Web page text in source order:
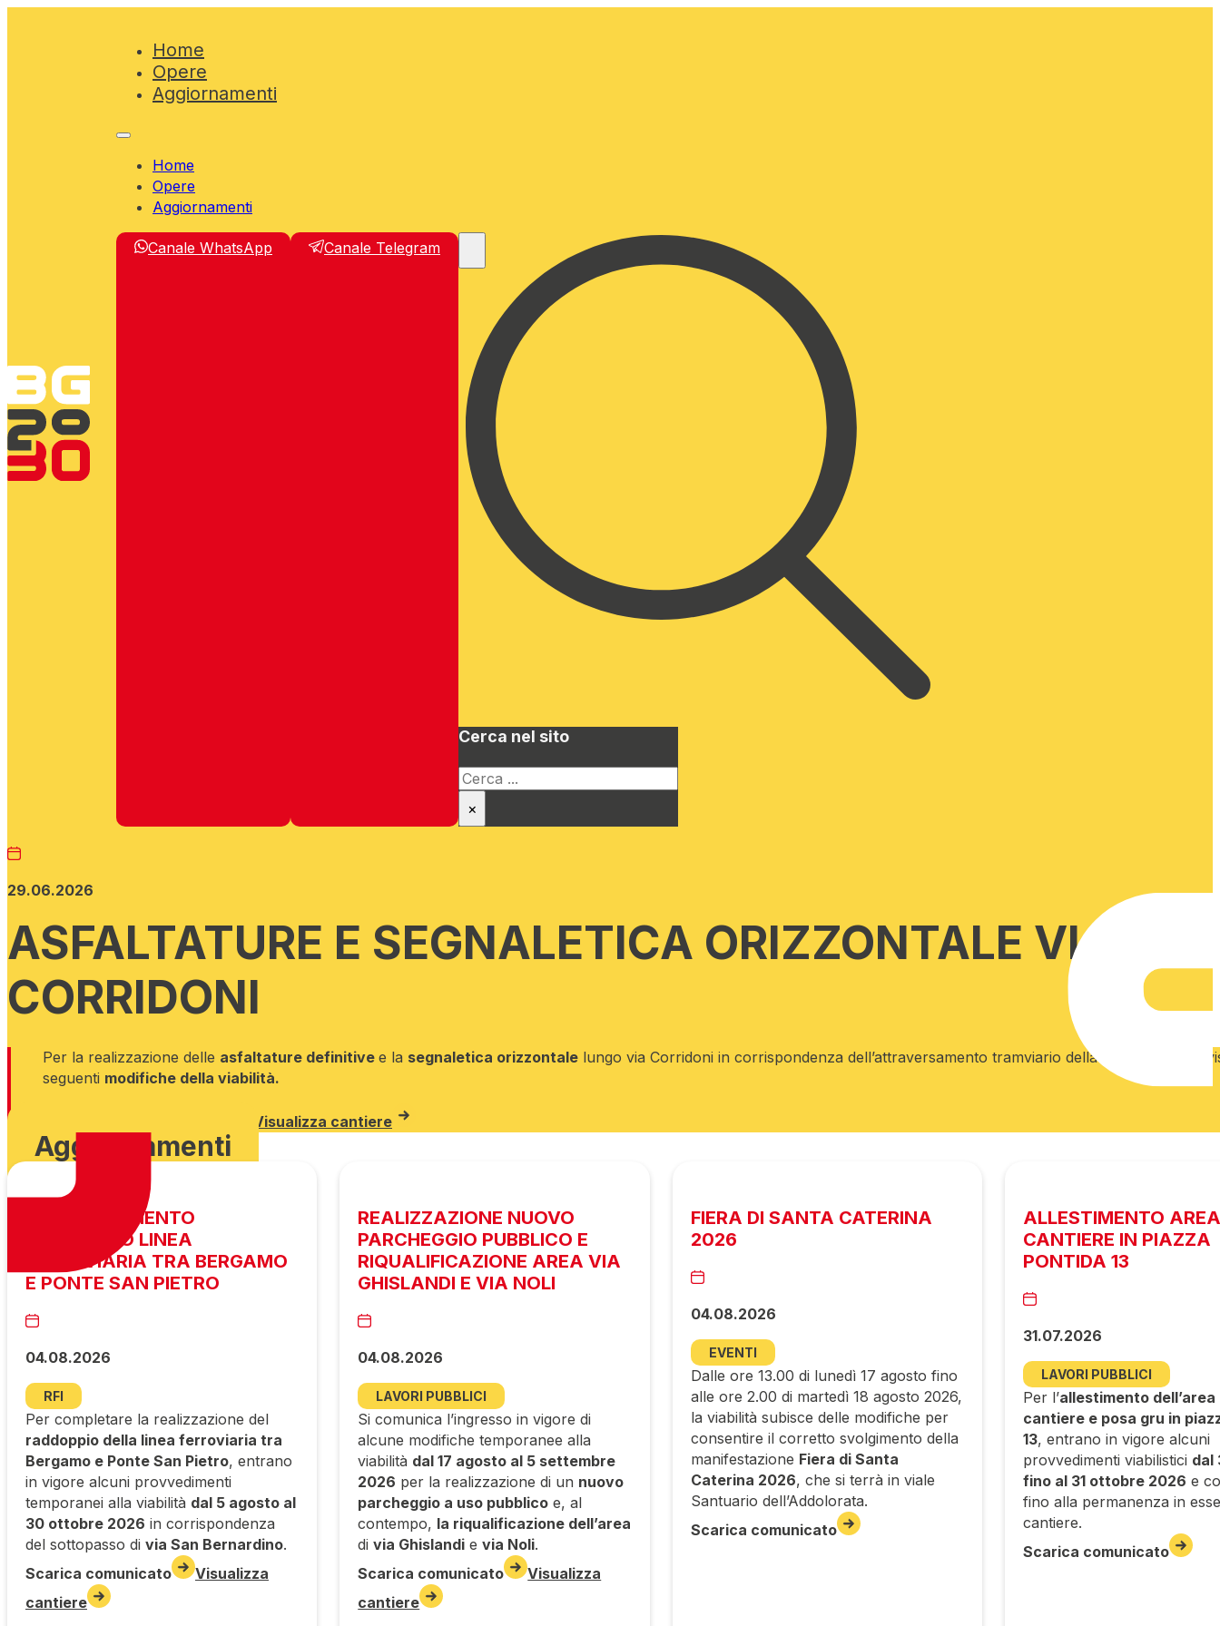
Home
Opere
Aggiornamenti
Home
Opere
Aggiornamenti
Canale WhatsApp Canale Telegram
Cerca nel sito
Cerca
×
29.06.2026
ASFALTATURE E SEGNALETICA ORIZZONTALE VIA
CORRIDONI
Per la realizzazione delle asfaltature definitive e la segnaletica orizzontale lungo via Corridoni in corrispondenza dell’attraversamento tramviario della TEB2 sono
seguenti modifiche della viabilità.
Visualizza cantiere
Aggiornamenti
COMPLETAMENTO
RADDOPPIO LINEA
FERROVIARIA TRA BERGAMO
E PONTE SAN PIETRO
04.08.2026
RFI
Per completare la realizzazione del
raddoppio della linea ferroviaria tra
Bergamo e Ponte San Pietro, entrano
in vigore alcuni provvedimenti
temporanei alla viabilità dal 5 agosto al
30 ottobre 2026 in corrispondenza
del sottopasso di via San Bernardino.
Scarica comunicato
Visualizza
cantiere
REALIZZAZIONE NUOVO
PARCHEGGIO PUBBLICO E
RIQUALIFICAZIONE AREA VIA
GHISLANDI E VIA NOLI
04.08.2026
LAVORI PUBBLICI
Si comunica l’ingresso in vigore di
alcune modifiche temporanee alla
viabilità dal 17 agosto al 5 settembre
2026 per la realizzazione di un nuovo
parcheggio a uso pubblico e, al
contempo, la riqualificazione dell’area
divia Ghislandi evia Noli.
Scarica comunicato
Visualizza
cantiere
FIERA DI SANTA CATERINA
2026
04.08.2026
EVENTI
Dalle ore 13.00 di lunedì 17 agosto fino
alle ore 2.00 di martedì 18 agosto 2026,
la viabilità subisce delle modifiche per
consentire il corretto svolgimento della
manifestazione Fiera di Santa
Caterina 2026, che si terrà in viale
Santuario dell’Addolorata.
Scarica comunicato
ALLESTIMENTO
CANTIERE IN PIAZZA
PONTIDA 13
31.07.2026
LAVORI PUBBLICI
Per l’allestimento dell’area
cantiere e posa gru in
13, entrano in vigore alcuni
provvedimenti viabilistici dal
fino al 31 ottobre 2026 e
fino alla permanenza in
cantiere.
Scarica comunicato